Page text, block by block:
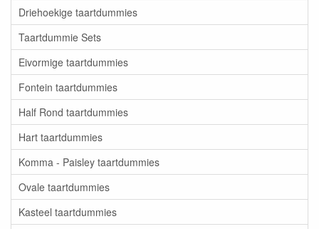
Driehoekige taartdummies
Taartdummie Sets
Eivormige taartdummies
Fontein taartdummies
Half Rond taartdummies
Hart taartdummies
Komma - Paisley taartdummies
Ovale taartdummies
Kasteel taartdummies